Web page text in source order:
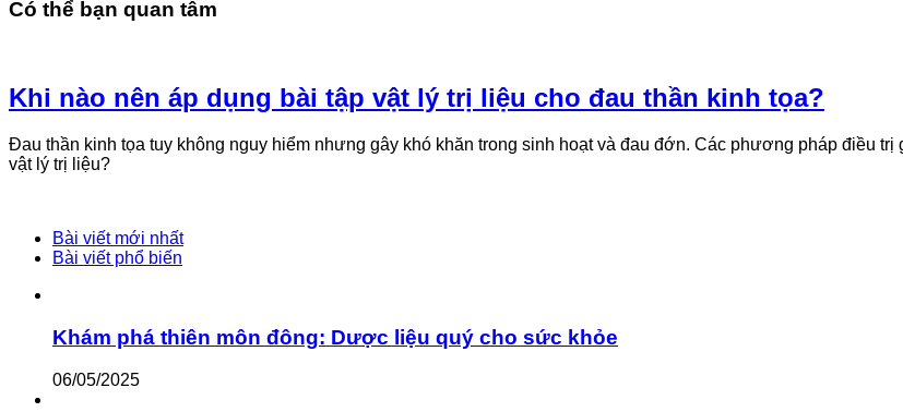
Có thể bạn quan tâm
Khi nào nên áp dụng bài tập vật lý trị liệu cho đau thần kinh tọa?
Đau thần kinh tọa tuy không nguy hiểm nhưng gây khó khăn trong sinh hoạt và đau đớn. Các phương pháp điều
vật lý trị liệu?
Bài viết mới nhất
Bài viết phổ biến
Khám phá thiên môn đông: Dược liệu quý cho sức khỏe
06/05/2025